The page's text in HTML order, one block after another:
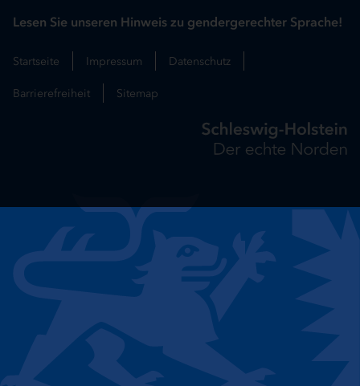
Lesen Sie unseren Hinweis zu gendergerechter Sprache!
Startseite Impressum Datenschutz
Barrierefreiheit Sitemap